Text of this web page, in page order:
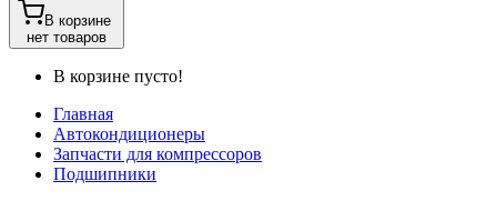
В корзине
нет товаров
В корзине пусто!
Главная
Автокондиционеры
Запчасти для компрессоров
Подшипники